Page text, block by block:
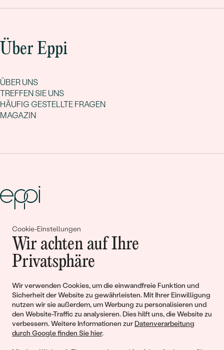
Cookie-Einstellungen
Wir achten auf Ihre
Privatsphäre
Wir verwenden Cookies, um die einwandfreie Funktion und
Sicherheit der Website zu gewährleisten. Mit Ihrer Einwilligung
nutzen wir sie außerdem, um Werbung zu personalisieren und
den Website-Traffic zu analysieren. Dies hilft uns, die Website zu
verbessern. Weitere Informationen zur Datenverarbeitung
durch Google finden Sie hier.
Über Eppi
ÜBER UNS
TREFFEN SIE UNS
HÄUFIG GESTELLTE FRAGEN
MAGAZIN
Gemeinsam erschaffen wir
Geschichten von Schönheit und
Liebe
Begleiten Sie uns!